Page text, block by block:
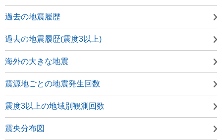
過去の地震履歴
過去の地震履歴(震度3以上)
海外の大きな地震
震源地ごとの地震発生回数
震度3以上の地域別観測回数
震央分布図